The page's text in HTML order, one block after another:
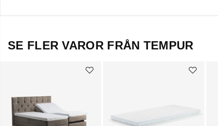
SE FLER VAROR FRÅN TEMPUR